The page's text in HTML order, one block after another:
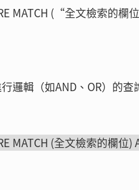
MATCH (“全文檢索的
邏輯（如AND、OR）的
MATCH (全文檢索的欄